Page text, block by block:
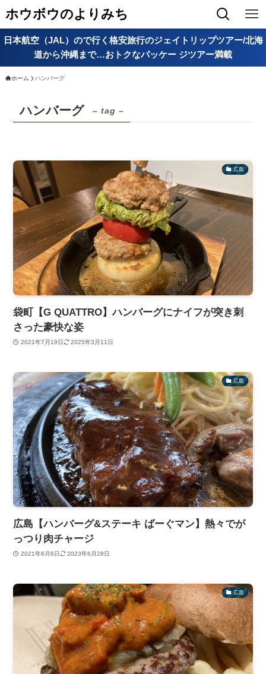
ホウボウのよりみち
日本航空（JAL）ので行く格安旅行のジェイトリップツアー/北海
道から沖縄まで…おトクなパッケー ジツアー満載
ホーム ハンバーグ
ハンバーグ – tag –
広島
袋町【G QUATTRO】ハンバーグにナイフが突き刺
さった豪快な姿
2021年7月19日 2025年3月11日
広島
広島【ハンバーグ&ステーキ ばーぐマン】熱々でが
っつり肉チャージ
2021年6月6日 2023年6月28日
広島